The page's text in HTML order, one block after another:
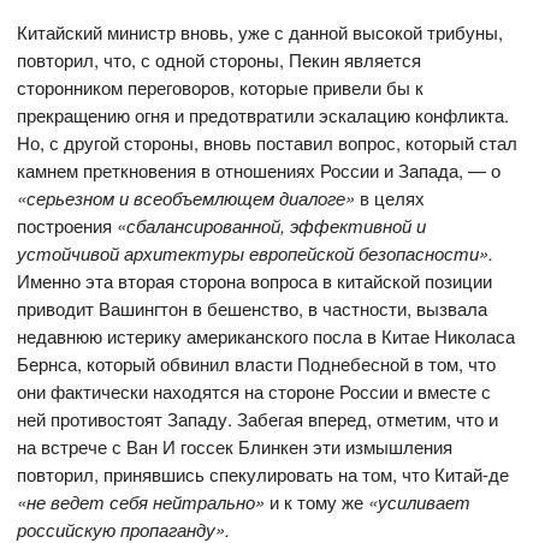
Китайский министр вновь, уже с данной высокой трибуны,
повторил, что, с одной стороны, Пекин является
сторонником переговоров, которые привели бы к
прекращению огня и предотвратили эскалацию конфликта.
Но, с другой стороны, вновь поставил вопрос, который стал
камнем преткновения в отношениях России и Запада, — о
«серьезном и всеобъемлющем диалоге» в целях
построения «сбалансированной, эффективной и
устойчивой архитектуры европейской безопасности».
Именно эта вторая сторона вопроса в китайской позиции
приводит Вашингтон в бешенство, в частности, вызвала
недавнюю истерику американского посла в Китае Николаса
Бернса, который обвинил власти Поднебесной в том, что
они фактически находятся на стороне России и вместе с
ней противостоят Западу. Забегая вперед, отметим, что и
на встрече с Ван И госсек Блинкен эти измышления
повторил, принявшись спекулировать на том, что Китай-де
«не ведет себя нейтрально» и к тому же «усиливает
российскую пропаганду».